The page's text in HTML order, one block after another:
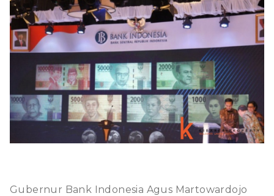
Gubernur Bank Indonesia Agus Martowardojo